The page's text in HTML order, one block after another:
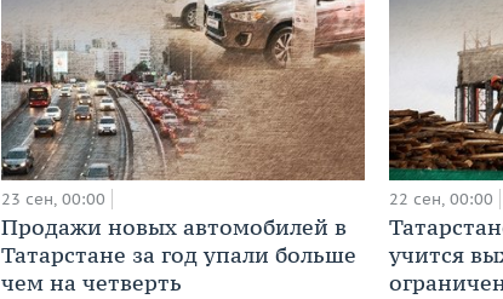
23 сен, 00:00
Продажи новых автомобилей в
Татарстане за год упали больше
чем на четверть
22 сен, 00:00
учится